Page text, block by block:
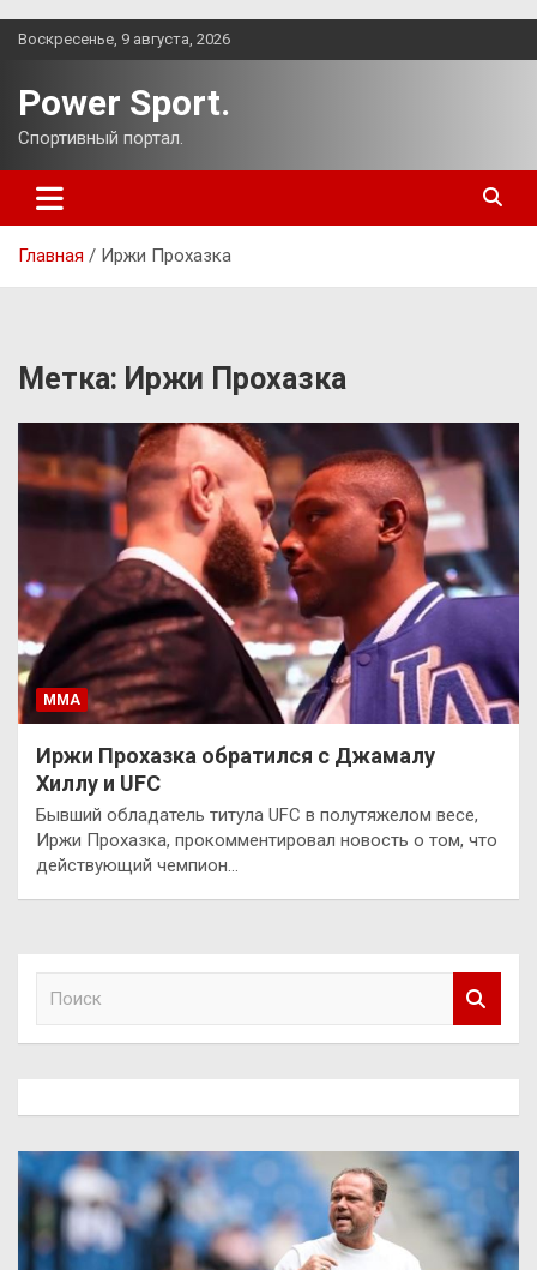
Перейти
Воскресенье, 9 августа, 2026
Power Sport.
Спортивный портал.
Главная Иржи Прохазка
Метка: Иржи Прохазка
ММА
Иржи Прохазка обратился с Джамалу
Хиллу и UFC
Бывший обладатель титула UFC в полутяжелом весе,
Иржи Прохазка, прокомментировал новость о том, что
действующий чемпион…